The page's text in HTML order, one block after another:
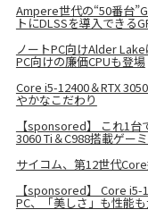
Ampere世代の“50番台
トにDLSSを導入できる
ノートPC向けAlder
PC向けの廉価CPUも登場
Core i5-12400＆RTX
やかなこだわり
【sponsored】 これ1台
3060 Ti＆C988搭載ゲー
サイコム、第12世代
【sponsored】 Core i5-
PC、「美しさ」も性能